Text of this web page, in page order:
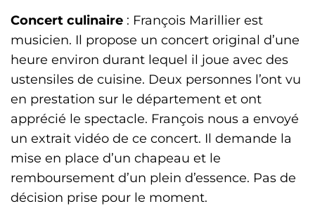
Concert culinaire : François Marillier est
musicien. Il propose un concert original d’une
heure environ durant lequel il joue avec des
ustensiles de cuisine. Deux personnes l’ont vu
en prestation sur le département et ont
apprécié le spectacle. François nous a envoyé
un extrait vidéo de ce concert. Il demande la
mise en place d’un chapeau et le
remboursement d’un plein d’essence. Pas de
décision prise pour le moment.